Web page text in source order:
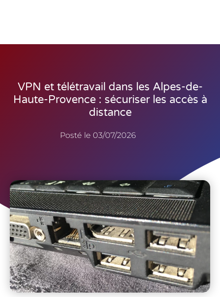
VPN et télétravail dans les Alpes-de-
Haute-Provence : sécuriser les accès à
distance
Posté le 03/07/2026